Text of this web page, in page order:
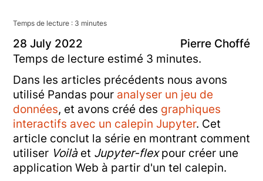
Temps de lecture : 3 minutes
28 July 2022
Pierre Choffé
Temps de lecture estimé 3 minutes.
Dans les articles précédents nous avons
utilisé Pandas pour analyser un jeu de
données, et avons créé des graphiques
interactifs avec un calepin Jupyter. Cet
article conclut la série en montrant comment
utiliser Voilàet Jupyter-flexpour créer une
application Web à partir d'un tel calepin.